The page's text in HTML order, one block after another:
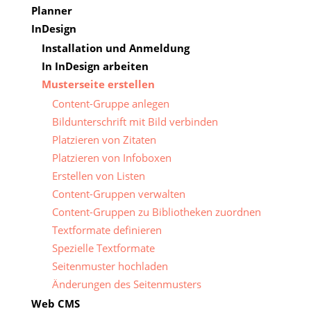
Planner
InDesign
Installation und Anmeldung
In InDesign arbeiten
Musterseite erstellen
Content-Gruppe anlegen
Bildunterschrift mit Bild verbinden
Platzieren von Zitaten
Platzieren von Infoboxen
Erstellen von Listen
Content-Gruppen verwalten
Content-Gruppen zu Bibliotheken zuordnen
Textformate definieren
Spezielle Textformate
Seitenmuster hochladen
Änderungen des Seitenmusters
Web CMS